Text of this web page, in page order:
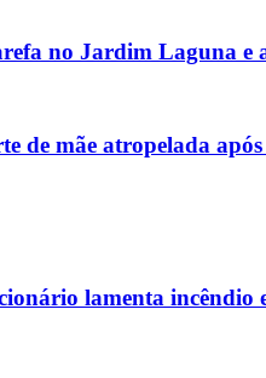
no Jardim Laguna e
de mãe atropelada
lamenta